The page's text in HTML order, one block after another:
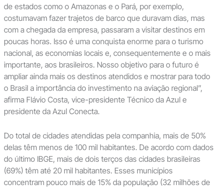
de estados como o Amazonas e o Pará, por exemplo,
costumavam fazer trajetos de barco que duravam dias, mas
com a chegada da empresa, passaram a visitar destinos em
poucas horas. Isso é uma conquista enorme para o turismo
nacional, as economias locais e, consequentemente e o mais
importante, aos brasileiros. Nosso objetivo para o futuro é
ampliar ainda mais os destinos atendidos e mostrar para todo
o Brasil a importância do investimento na aviação regional”,
afirma Flávio Costa, vice-presidente Técnico da Azul e
presidente da Azul Conecta.
Do total de cidades atendidas pela companhia, mais de 50%
delas têm menos de 100 mil habitantes. De acordo com dados
do último IBGE, mais de dois terços das cidades brasileiras
(69%) têm até 20 mil habitantes. Esses municípios
concentram pouco mais de 15% da população (32 milhões de